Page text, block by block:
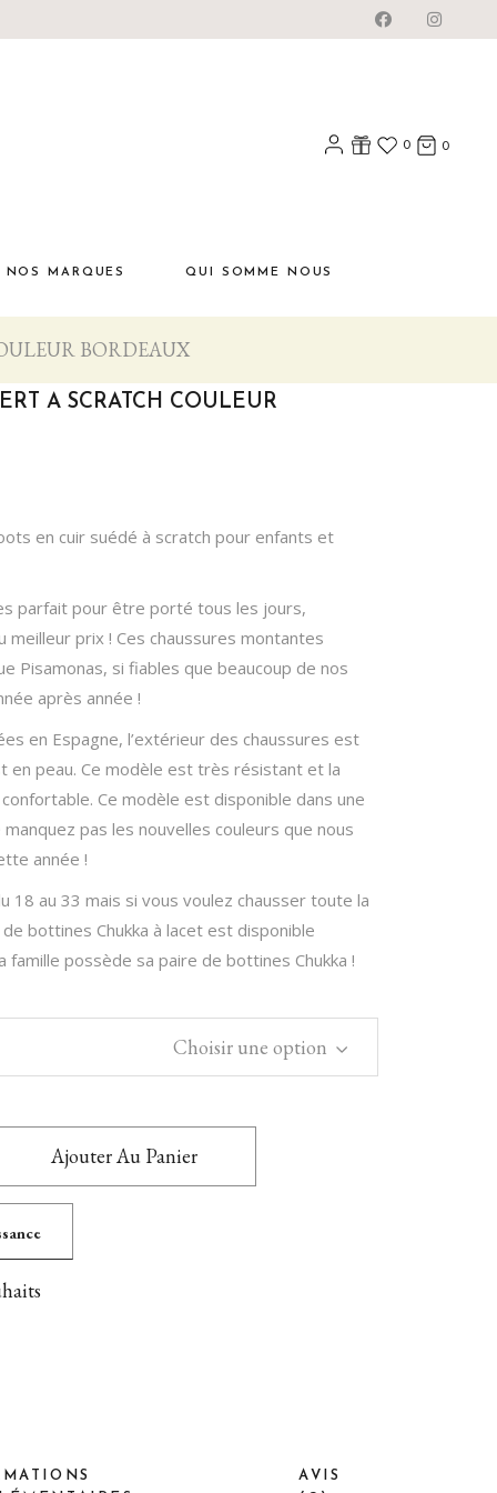
0 0
NOS MARQUES QUI SOMME NOUS
BORDEAUX
A SCRATCH COULEUR
en cuir suédé à scratch pour enfants et
parfait pour être porté tous les jours,
meilleur prix ! Ces chaussures montantes
Pisamonas, si fiables que beaucoup de nos
après année !
en Espagne, l’extérieur des chaussures est
en peau. Ce modèle est très résistant et la
Ce modèle est disponible dans une
pas les nouvelles couleurs que nous
année !
18 au 33 mais si vous voulez chausser toute la
bottines Chukka à lacet est disponible
famille possède sa paire de bottines Chukka !
Choisir une option
Ajouter Au Panier
AVIS